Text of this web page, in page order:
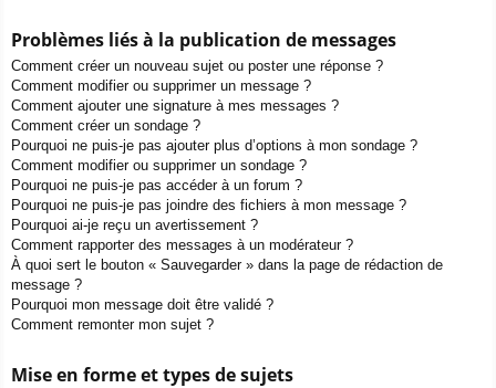
Problèmes liés à la publication de messages
Comment créer un nouveau sujet ou poster une réponse ?
Comment modifier ou supprimer un message ?
Comment ajouter une signature à mes messages ?
Comment créer un sondage ?
Pourquoi ne puis-je pas ajouter plus d’options à mon sondage ?
Comment modifier ou supprimer un sondage ?
Pourquoi ne puis-je pas accéder à un forum ?
Pourquoi ne puis-je pas joindre des fichiers à mon message ?
Pourquoi ai-je reçu un avertissement ?
Comment rapporter des messages à un modérateur ?
À quoi sert le bouton « Sauvegarder » dans la page de rédaction de
message ?
Pourquoi mon message doit être validé ?
Comment remonter mon sujet ?
Mise en forme et types de sujets